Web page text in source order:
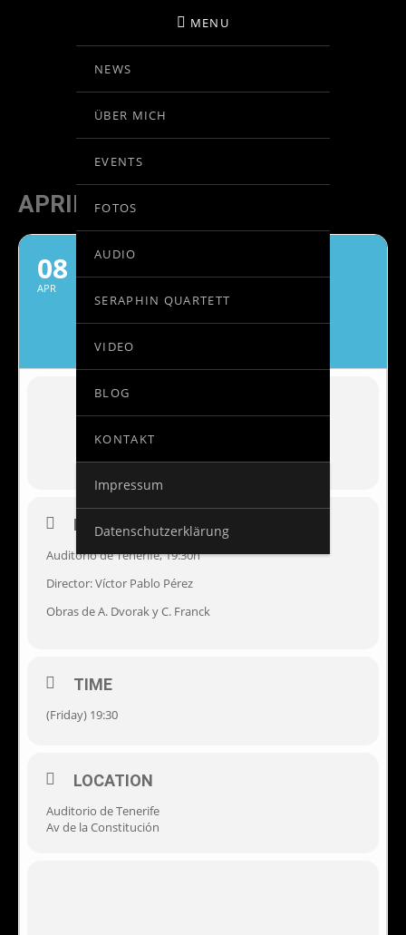
BIRGIT KOLAR
VIOLINE
MENU
NEWS
ÜBER MICH
EVENTS
FOTOS
AUDIO
SERAPHIN QUARTETT
VIDEO
BLOG
KONTAKT
Impressum
Datenschutzerklärung
APRIL, 2022
08
APR
GASTKONZERTMEISTER
TENERIFE
EVENT DETAILS
Auditorio de Tenerife, 19:30h
Director: Víctor Pablo Pérez
Obras de A. Dvorak y C. Franck
TIME
(Friday) 19:30
LOCATION
Auditorio de Tenerife
Av de la Constitución